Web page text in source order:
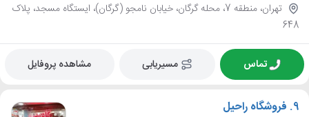
تهران، منطقه 7، محله گرگان، خیابان نامجو (گرگان)، ایستگاه مسجد، پلاک
648
تماس مسیریابی مشاهده پروفایل
9. فروشگاه راحیل